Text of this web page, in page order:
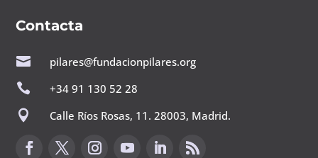
Contacta

pilares@fundacionpilares.org

+34 91 130 52 28

Calle Ríos Rosas, 11. 28003, Madrid.